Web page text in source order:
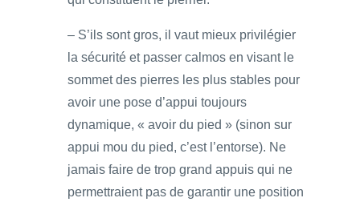
– S’ils sont gros, il vaut mieux privilégier
la sécurité et passer calmos en visant le
sommet des pierres les plus stables pour
avoir une pose d’appui toujours
dynamique, « avoir du pied » (sinon sur
appui mou du pied, c’est l’entorse). Ne
jamais faire de trop grand appuis qui ne
permettraient pas de garantir une position